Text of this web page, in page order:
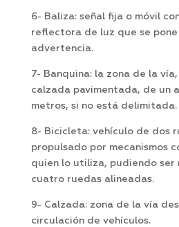
6- ­Baliza: señal fija o móvil
reflectora de luz que se pone
advertencia.
7- Banquina: la zona de la
calzada pavimentada, de un
metros, si no está delimitada.
8- Bicicleta: vehículo de dos
propulsado por mecanismos
quien lo utiliza, pudiendo ser
cuatro ruedas alineadas.
9- Calzada: zona de la vía
circulación de vehículos.